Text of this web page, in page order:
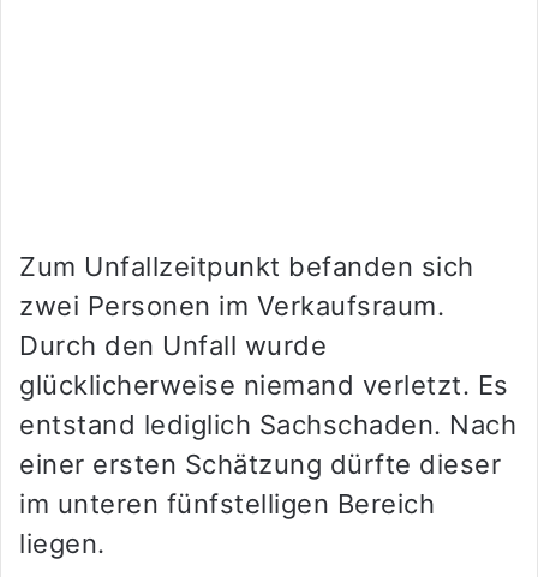
Zum Unfallzeitpunkt befanden sich
zwei Personen im Verkaufsraum.
Durch den Unfall wurde
glücklicherweise niemand verletzt. Es
entstand lediglich Sachschaden. Nach
einer ersten Schätzung dürfte dieser
im unteren fünfstelligen Bereich
liegen.